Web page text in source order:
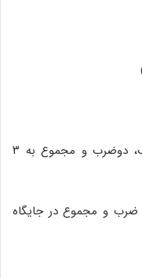
به این ترتیب محمدی تنها در یک ضرب، دوضرب و مجموع به ۳
و مجموع در جایگاه